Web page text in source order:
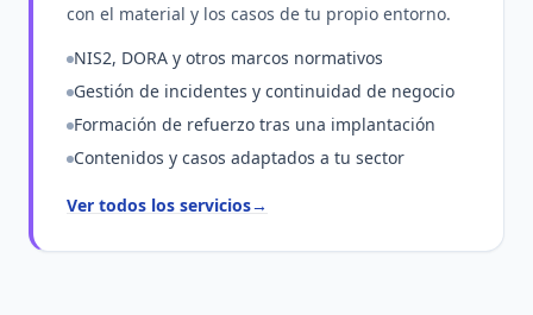
con el material y los casos de tu propio entorno.
NIS2, DORA y otros marcos normativos
Gestión de incidentes y continuidad de negocio
Formación de refuerzo tras una implantación
Contenidos y casos adaptados a tu sector
Ver todos los servicios→